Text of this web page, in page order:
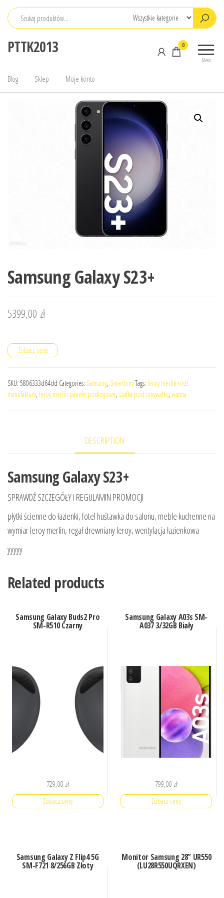
Przejdź
PTTK2013
Menu
0
Blog Sklep Moje konto
Samsung Galaxy S23+
5399,00 zł
Zobacz cenę
SKU: 5806333d64dd Categories: Samsung, SmartfonyTags: leroy merlin łódź
manufaktura, leroy merlin panele podłogowe, szafka pod umywalkę, wanna
DESCRIPTION
Samsung Galaxy S23+
SPRAWDŹ SZCZEGÓŁY I REGULAMIN PROMOCJI
płytki ścienne do łazienki, fotel huśtawka do salonu, meble kuchenne na
wymiar leroy merlin, regał drewniany leroy, wentylacja łazienkowa
yyyyy
Related products
Samsung Galaxy Buds2 Pro
SM-R510 Czarny
729,00 zł
Zobacz cenę
Samsung Galaxy A03s SM-
A037 3/32GB Biały
799,00 zł
Zobacz cenę
Samsung Galaxy Z Flip4 5G
SM-F721 8/256GB Złoty
Monitor Samsung 28” UR550
(LU28R550UQRXEN)